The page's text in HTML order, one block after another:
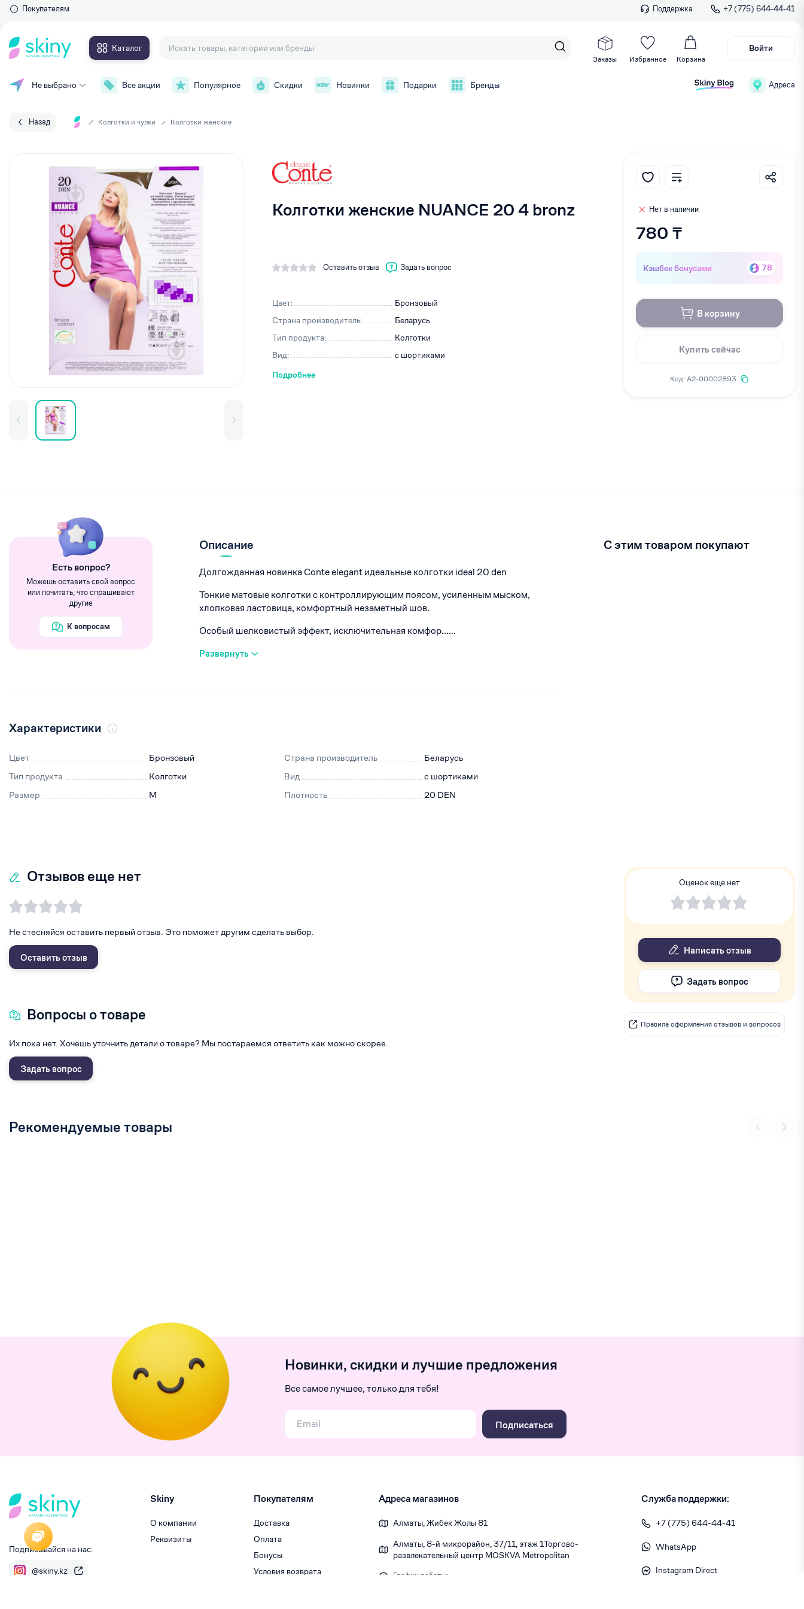
Покупателям Поддержка +7 (775) 644-44-41
Каталог
Заказы Избранное Корзина
Войти
Не выбрано Все акции Популярное Скидки Новинки Подарки Бренды Адреса
Назад Колготки и чулки Колготки женские
Колготки женские NUANCE 20 4 bronz
Оставить отзыв Задать вопрос
Цвет:
Бронзовый
Страна производитель:
Беларусь
Тип продукта:
Колготки
Вид:
с шортиками
Подробнее
Нет в наличии
780 ₸
Кэшбек бонусами 78
В корзину
Купить сейчас
Код: А2-00002893
Eсть вопрос?
Можешь оставить свой вопрос
или почитать, что спрашивают
другие
К вопросам
Описание
Долгожданная новинка Conte elegant идеальные колготки ideal 20 den
Тонкие матовые колготки с контроллирующим поясом, усиленным мыском,
хлопковая ластовица, комфортный незаметный шов.
Особый шелковистый эффект, исключительная комфор......
Развернуть
Характеристики
Цвет Бронзовый Страна производитель
Беларусь
Тип продукта
Колготки Вид
с шортиками
Размер
M Плотность 20 DEN
С этим товаром покупают
Отзывов еще нет
Не стесняйся оставить первый отзыв. Это поможет другим сделать выбор.
Оставить отзыв
Вопросы о товаре
Их пока нет. Хочешь уточнить детали о товаре? Мы постараемся ответить как можно скорее.
Задать вопрос
Оценок еще нет
Написать отзыв
Задать вопрос
Правила оформления отзывов и вопросов
Рекомендуемые товары
Макияж
Уход за лицом
Уход за волосами
Личная гигиена
Аксессуары
Для детей
Колготки и чулки
Для глаз
Тени для век
Накладные ресницы
Сыворотки для ресниц и бровей
Для губ
Губные помады
Блески для губ
Карандаши для губ
Для бровей
Тушь для бровей
Карандаши и лайнеры для бровей
Помады и тинты для бровей
Набор для бровей
Окрашивание
Новинки, скидки и лучшие предложения
Все самое лучшее, только для тебя!
Подписаться
Подписывайся на нас:
@skiny.kz
Skiny
О компании
Реквизиты
Покупателям
Доставка
Оплата
Бонусы
Условия возврата
Адреса магазинов
Алматы, Жибек Жолы 81
Алматы, 8-й микрорайон, 37/1​1, этаж 1 ​Торгово-
развлекательный центр MOSKVA Metropolitan
График работы:
Служба поддержки:
+7 (775) 644-44-41
WhatsApp
Instagram Direct